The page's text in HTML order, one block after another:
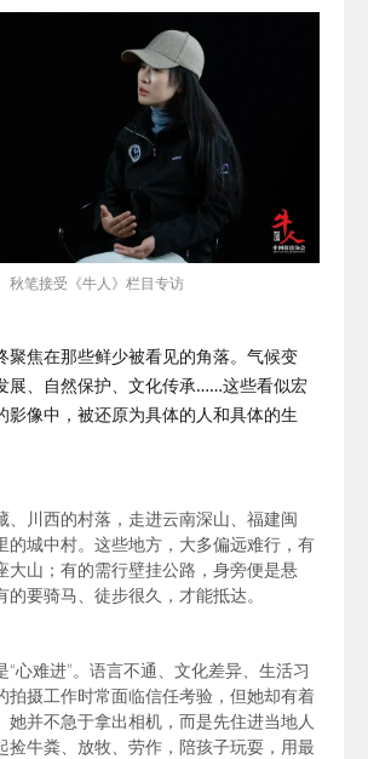
秋笔接受 《牛人》 栏目专访
聚焦在那些鲜少被看见的角落。气候变
展、自然保护、文化传承……这些看似宏
影像中，被还原为具体的人和具体的生
、川西的村落，走进云南深山、福建闽
的城中村。这些地方，大多偏远难行，有
大山；有的需行壁挂公路，身旁便是悬
的要骑马、徒步很久，才能抵达。
“心难进”。语言不通、文化差异、生活习
拍摄工作时常面临信任考验，但她却有着
她并不急于拿出相机，而是先住进当地人
捡牛粪、放牧、劳作，陪孩子玩耍，用最